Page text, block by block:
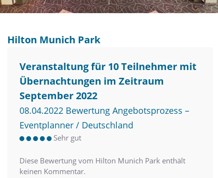
Hilton Munich Park
Veranstaltung für 10 Teilnehmer mit
Übernachtungen im Zeitraum
September 2022
08.04.2022 Bewertung Angebotsprozess –
Eventplanner / Deutschland
Sehr gut
Diese Bewertung vom Hilton Munich Park enthält
keinen Kommentar.